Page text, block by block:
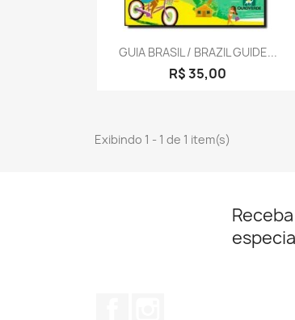
 Visualização rápida
GUIA BRASIL / BRAZIL GUIDE...
R$ 35,00
Exibindo 1 - 1 de 1 item(s)